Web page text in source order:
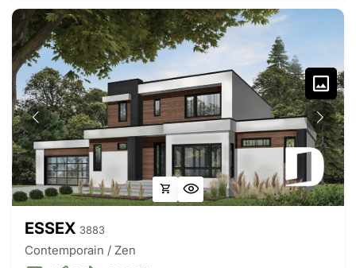
ESSEX 3883
Contemporain / Zen